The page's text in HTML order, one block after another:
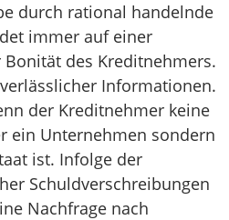
durch rational handelnde
immer auf einer
Bonität des Kreditnehmers.
Informationen.
der Kreditnehmer keine
ein Unternehmen sondern
ist. Infolge der
Schuldverschreibungen
Nachfrage nach